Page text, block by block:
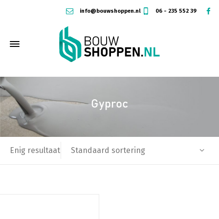
info@bouwshoppen.nl 06 - 235 552 39
Gyproc
Enig resultaat Standaard sortering